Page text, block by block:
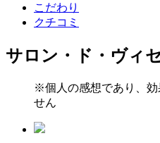
こだわり
クチコミ
サロン・ド・ヴィ
※個人の感想であり、効
せん